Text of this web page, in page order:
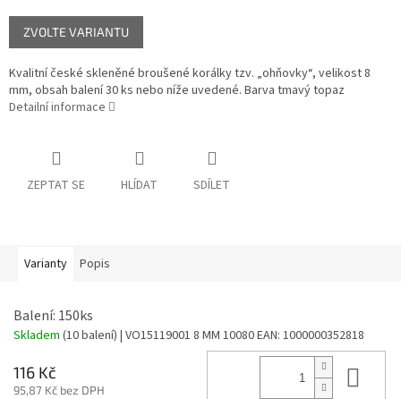
Měrná
cena:
ZVOLTE VARIANTU
Kvalitní české skleněné broušené korálky tzv. „ohňovky“, velikost 8
mm, obsah balení 30 ks nebo níže uvedené. Barva tmavý topaz
Detailní informace
ZEPTAT SE HLÍDAT SDÍLET
Varianty Popis
Balení: 150ks
Skladem (10 balení) | VO15119001 8 MM 10080EAN: 1000000352818
116 Kč
95,87 Kč bez DPH